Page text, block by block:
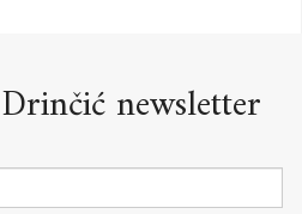
newsletter